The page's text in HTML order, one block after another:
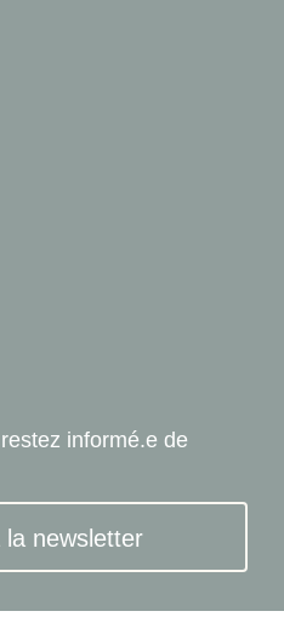
informé.e de
la newsletter